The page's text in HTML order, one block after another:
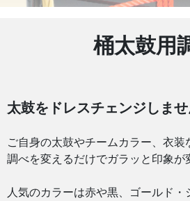
桶太鼓用
太鼓をドレスチェンジしませ
ご自身の太鼓やチームカラー、衣装
調べを変えるだけでガラッと印象が
人気のカラーは赤や黒、ゴールド・